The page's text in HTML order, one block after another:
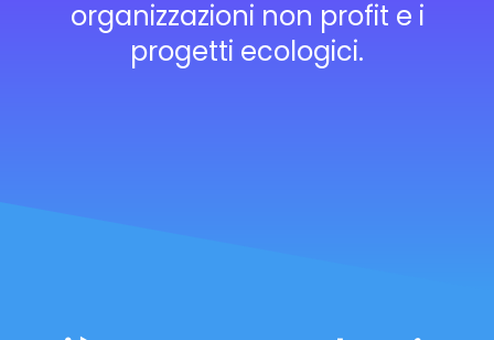
organizzazioni non profit e i
progetti ecologici.